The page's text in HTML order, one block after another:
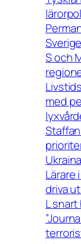
S och
med
Ukraina
Lärare
driva
L